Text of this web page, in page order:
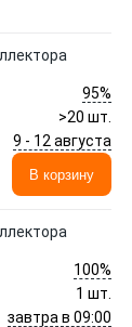
95%
>20 шт.
9 - 12 августа
В корзину
100%
1 шт.
завтра в 09:00